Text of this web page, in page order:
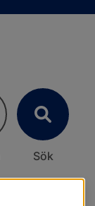
Sök